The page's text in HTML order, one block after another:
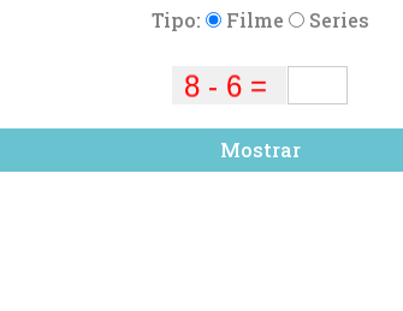
Tipo: Filme Series
Mostrar